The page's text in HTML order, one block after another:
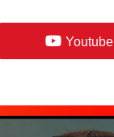
Youtube